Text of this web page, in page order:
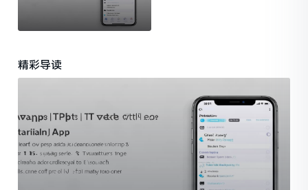
一文给你说清楚
精彩导读